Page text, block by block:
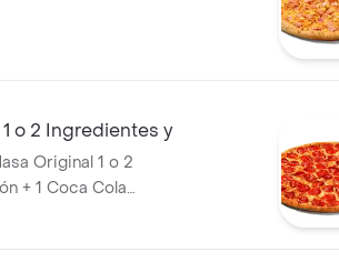
o 2 Ingredientes y
Original 1 o 2
+ 1 Coca Cola